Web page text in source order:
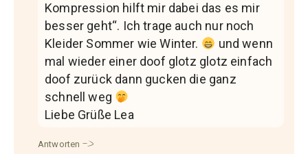
Kompression hilft mir dabei das es mir
besser geht“. Ich trage auch nur noch
Kleider Sommer wie Winter.
und wenn
mal wieder einer doof glotz glotz einfach
doof zurück dann gucken die ganz
schnell weg
Liebe Grüße Lea
Antworten